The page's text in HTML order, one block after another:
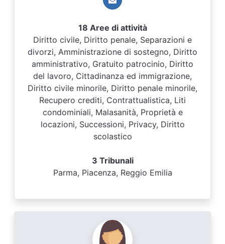
18 Aree di attività
Diritto civile, Diritto penale, Separazioni e
divorzi, Amministrazione di sostegno, Diritto
amministrativo, Gratuito patrocinio, Diritto
del lavoro, Cittadinanza ed immigrazione,
Diritto civile minorile, Diritto penale minorile,
Recupero crediti, Contrattualistica, Liti
condominiali, Malasanità, Proprietà e
locazioni, Successioni, Privacy, Diritto
scolastico
3 Tribunali
Parma, Piacenza, Reggio Emilia